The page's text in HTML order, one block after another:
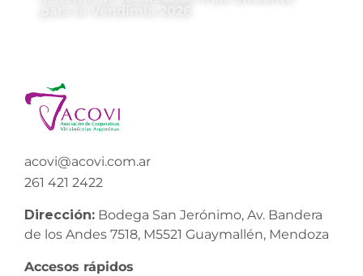
acovi@acovi.com.ar
261 421 2422
Dirección: Bodega San Jerónimo, Av. Bandera
de los Andes 7518, M5521 Guaymallén, Mendoza
Accesos rápidos